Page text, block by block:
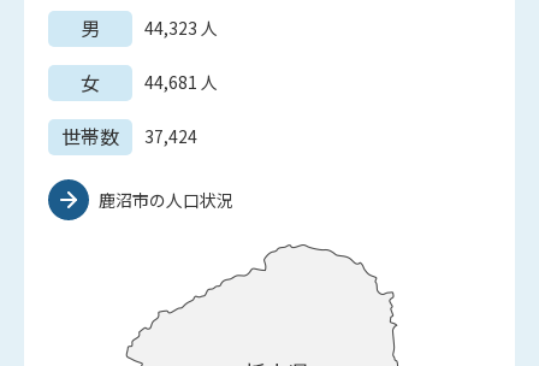
男 44,323 人
女 44,681 人
世帯数 37,424
鹿沼市の人口状況